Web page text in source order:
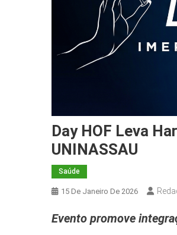
Day HOF Leva
UNINASSAU
Saúde
15 De Janeiro De 2026
Evento promove